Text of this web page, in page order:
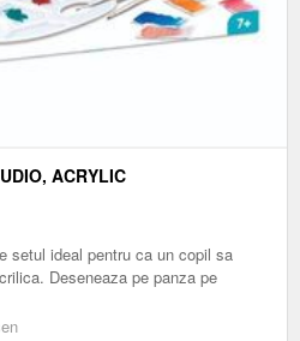
ACRYLIC
setul ideal pentru ca un copil sa
Deseneaza pe panza pe